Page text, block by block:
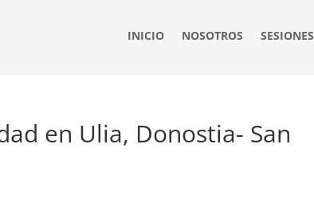
INICIO NOSOTROS SESIONES
en Ulia, Donostia- San